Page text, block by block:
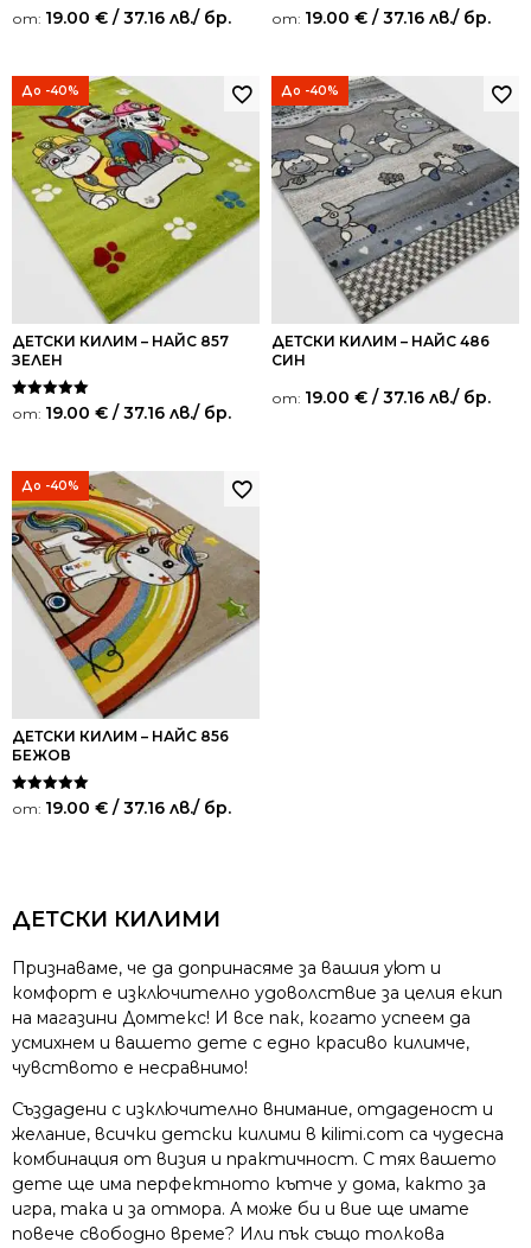
от: 19.00 € / 37.16 лв./ бр. от: 19.00 € / 37.16 лв./ бр.
До -40%
ДЕТСКИ КИЛИМ – НАЙС 857
ЗЕЛЕН
Оценено на
5.00
от: 19.00 € / 37.16 лв./ бр.
До -40%
ДЕТСКИ КИЛИМ – НАЙС 486
СИН
от: 19.00 € / 37.16 лв./ бр.
До -40%
ДЕТСКИ КИЛИМ – НАЙС 856
БЕЖОВ
Оценено на
5.00
от: 19.00 € / 37.16 лв./ бр.
ДЕТСКИ КИЛИМИ
Признаваме, че да допринасяме за вашия уют и
комфорт е изключително удоволствие за целия екип
на магазини Домтекс! И все пак, когато успеем да
усмихнем и вашето дете с едно красиво килимче,
чувството е несравнимо!
Създадени с изключително внимание, отдаденост и
желание, всички детски килими в kilimi.com са чудесна
комбинация от визия и практичност. С тях вашето
дете ще има перфектното кътче у дома, както за
игра, така и за отмора. А може би и вие ще имате
повече свободно време? Или пък също толкова